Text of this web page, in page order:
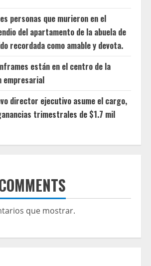
personas que murieron en el
del apartamento de la abuela de
recordada como amable y devota.
están en el centro de la
director ejecutivo asume el cargo,
trimestrales de $1.7 mil
que mostrar.